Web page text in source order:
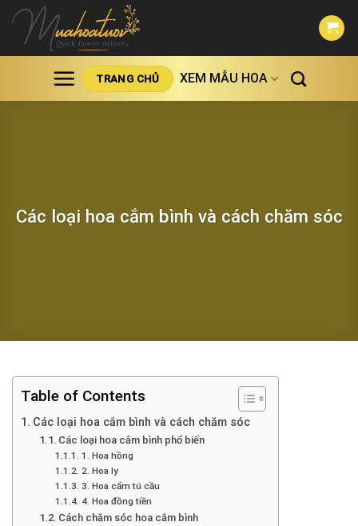
Skip
content
TRANG CHỦ XEM MẪU HOA
Các loại hoa cắm bình và cách chăm sóc
Table of Contents
Các loại hoa cắm bình và cách chăm sóc
Các loại hoa cắm bình phổ biến
1. Hoa hồng
2. Hoa ly
3. Hoa cẩm tú cầu
4. Hoa đồng tiền
Cách chăm sóc hoa cắm bình